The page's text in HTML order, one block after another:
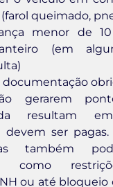
queimado,
menor de
(em
documentação
gerarem
resultam
devem ser
também
como
ou até bloqueio